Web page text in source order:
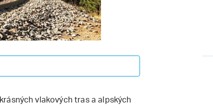
vlakových tras a alpských